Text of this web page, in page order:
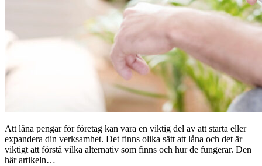
Att låna pengar för företag kan vara en viktig del av att starta eller
expandera din verksamhet. Det finns olika sätt att låna och det är
viktigt att förstå vilka alternativ som finns och hur de fungerar. Den
här artikeln…